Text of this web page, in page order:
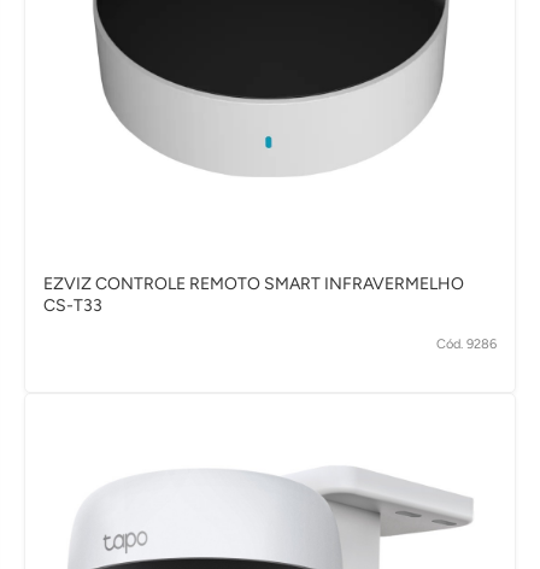
EZVIZ CONTROLE REMOTO SMART INFRAVERMELHO
CS-T33
Cód. 9286